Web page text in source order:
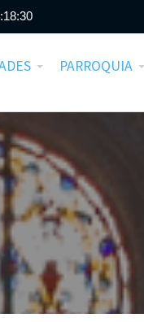
PARROQUIA